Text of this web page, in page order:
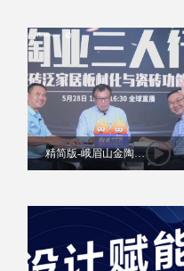
精简版-峨眉山金陶副
总裁李金根座客《陶